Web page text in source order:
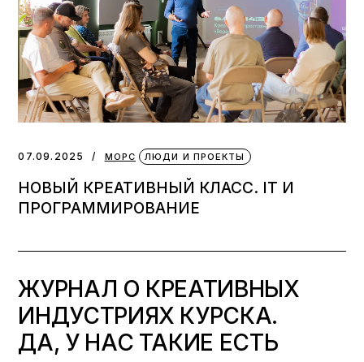
07.09.2025 МОРС ЛЮДИ И ПРОЕКТЫ
НОВЫЙ КРЕАТИВНЫЙ КЛАСС. IT И
ПРОГРАММИРОВАНИЕ
ЖУРНАЛ О КРЕАТИВНЫХ
ИНДУСТРИЯХ КУРСКА.
ДА, У НАС ТАКИЕ ЕСТЬ